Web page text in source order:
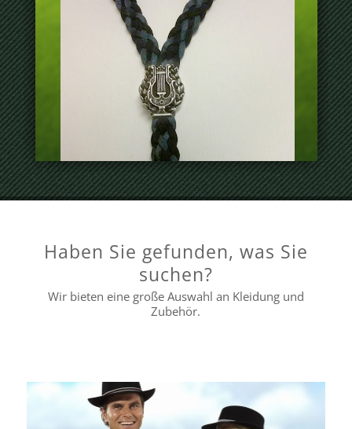
Haben Sie gefunden, was Sie
suchen?
Wir bieten eine große Auswahl an Kleidung und
Zubehör.